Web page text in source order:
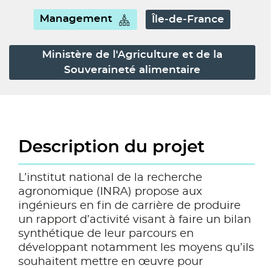
Management Île-de-France
Ministère de l'Agriculture et de la
Souveraineté alimentaire
Description du projet
L’institut national de la recherche
agronomique (INRA) propose aux
ingénieurs en fin de carrière de produire
un rapport d’activité visant à faire un bilan
synthétique de leur parcours en
développant notamment les moyens qu’ils
souhaitent mettre en œuvre pour